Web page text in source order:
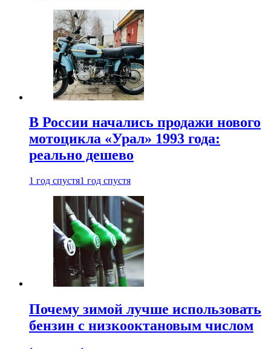
В России начались продажи нового
мотоцикла «Урал» 1993 года:
реально дешево
1 год спустя1 год спустя
Почему зимой лучше использовать
бензин с низкооктановым числом